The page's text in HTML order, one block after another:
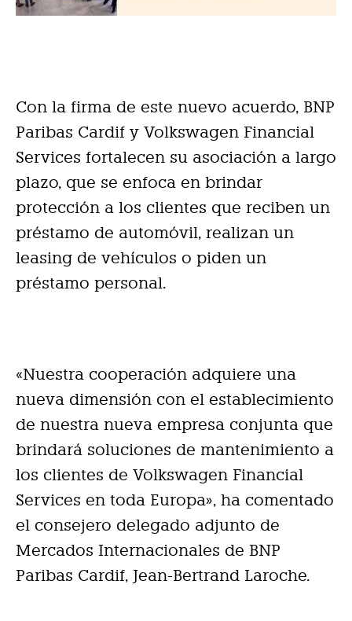
Con la firma de este nuevo acuerdo, BNP
Paribas Cardif y Volkswagen Financial
Services fortalecen su asociación a largo
plazo, que se enfoca en brindar
protección a los clientes que reciben un
préstamo de automóvil, realizan un
leasing de vehículos o piden un
préstamo personal.
«Nuestra cooperación adquiere una
nueva dimensión con el establecimiento
de nuestra nueva empresa conjunta que
brindará soluciones de mantenimiento a
los clientes de Volkswagen Financial
Services en toda Europa», ha comentado
el consejero delegado adjunto de
Mercados Internacionales de BNP
Paribas Cardif, Jean-Bertrand Laroche.